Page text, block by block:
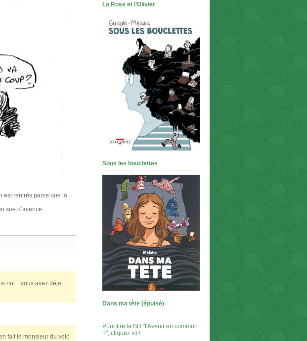
est rentrés parce que la
sue d’avance.
nul…vous avez déja
fait le monsieur du velo
La Rose et l’Olivier
Sous les bouclettes
Dans ma tête (épuisé)
Pour lire la BD "l'Avenir en commun
?", cliquez ici !